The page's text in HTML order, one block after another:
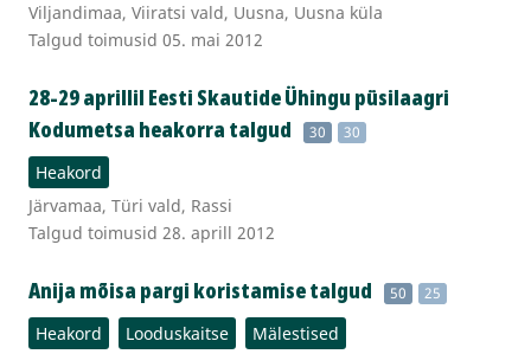
Viljandimaa, Viiratsi vald, Uusna, Uusna küla
Talgud toimusid 05. mai 2012
28-29 aprillil Eesti Skautide Ühingu püsilaagri
Kodumetsa heakorra talgud
30 30
Heakord
Järvamaa, Türi vald, Rassi
Talgud toimusid 28. aprill 2012
Anija mõisa pargi koristamise talgud 50 25
Heakord Looduskaitse
Mälestised